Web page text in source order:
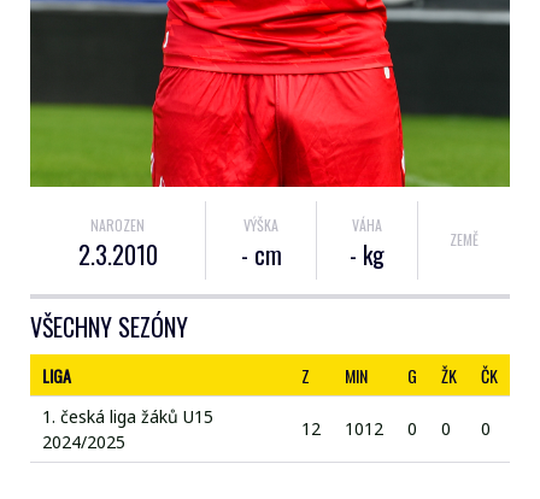
NAROZEN
2.3.2010
VÝŠKA
- cm
VÁHA
- kg ZEMĚ
VŠECHNY SEZÓNY
LIGA Z MIN G ŽK ČK
1. česká liga žáků U15
2024/2025
12 1012 0 0 0